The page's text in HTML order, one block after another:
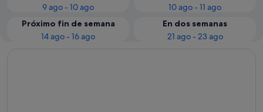
9 ago - 10 ago
10 ago - 11 ago
Próximo fin de semana
14 ago - 16 ago
En dos semanas
21 ago - 23 ago